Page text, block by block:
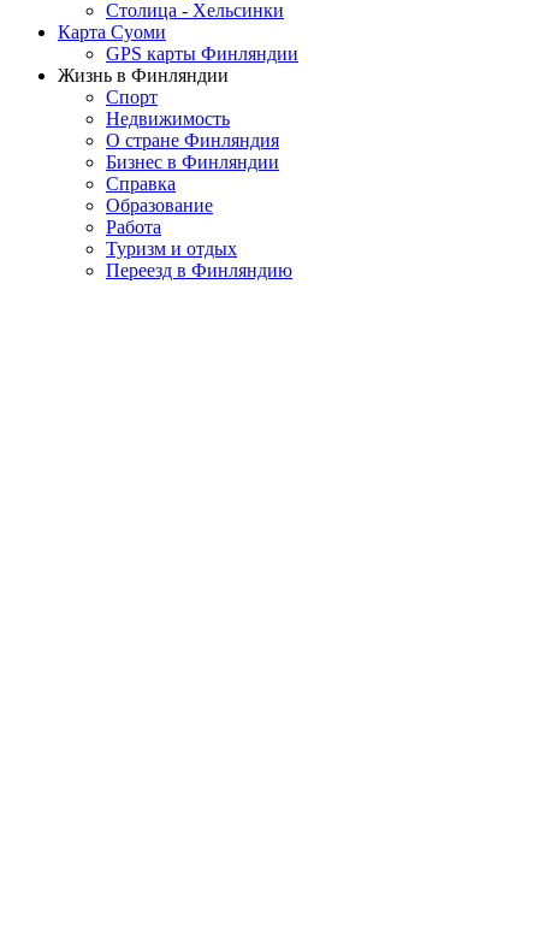
Столица - Хельсинки
Карта Суоми
GPS карты Финляндии
Жизнь в Финляндии
Спорт
Недвижимость
О стране Финляндия
Бизнес в Финляндии
Справка
Образование
Работа
Туризм и отдых
Переезд в Финляндию